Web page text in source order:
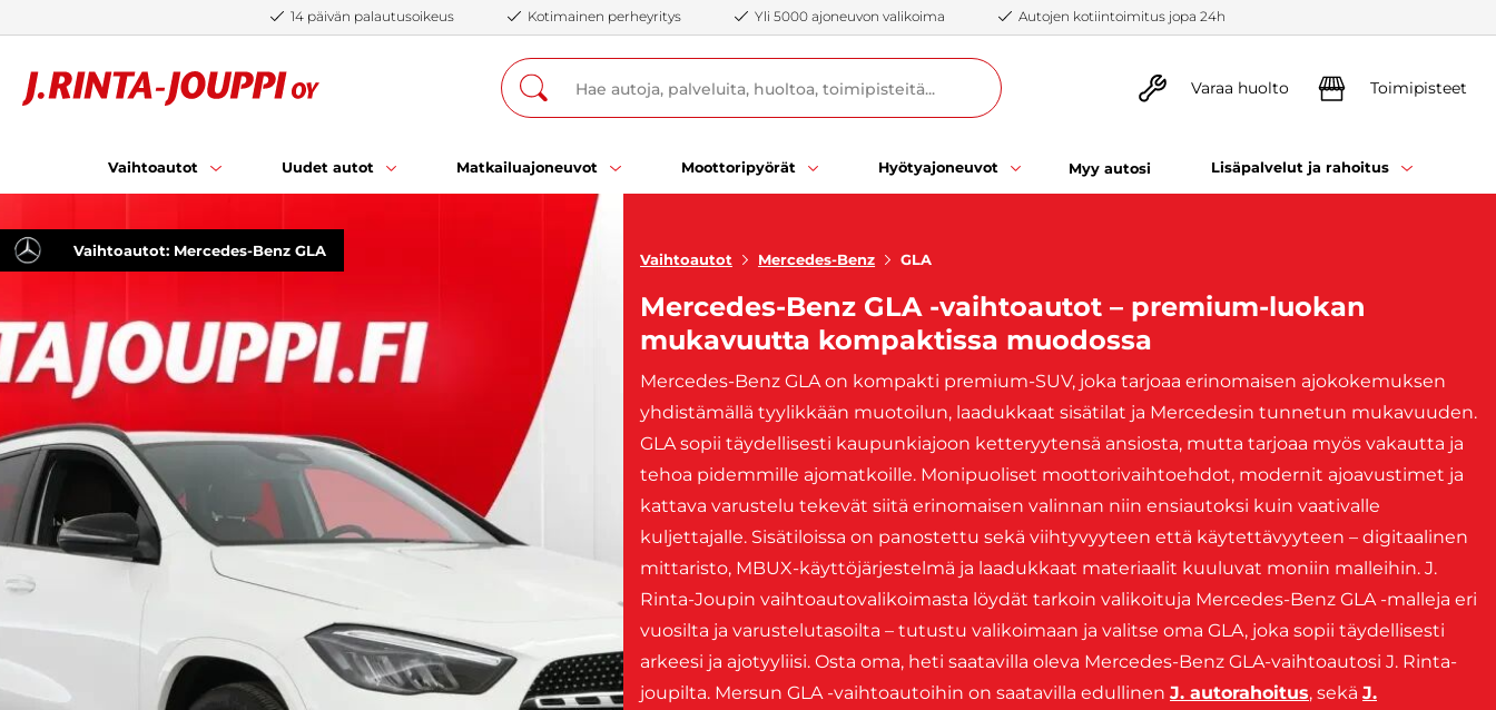
14 päivän palautusoikeus Kotimainen perheyritys Yli 5000 ajoneuvon valikoima Autojen kotiintoimitus jopa 24h
Varaa huolto Toimipisteet
Vaihtoautot Uudet autot Matkailuajoneuvot Moottoripyörät Hyötyajoneuvot Myy autosi Lisäpalvelut ja rahoitus
Vaihtoautot: Mercedes-Benz GLA
Vaihtoautot Mercedes-Benz GLA
Mercedes-Benz GLA -vaihtoautot – premium-luokan
mukavuutta kompaktissa muodossa
Mercedes-Benz GLAon kompakti premium-SUV, joka tarjoaa erinomaisen ajokokemuksen
yhdistämällä tyylikkään muotoilun, laadukkaat sisätilat ja Mercedesin tunnetun mukavuuden.
GLAsopii täydellisesti kaupunkiajoon ketteryytensä ansiosta, mutta tarjoaa myös vakautta ja
tehoa pidemmille ajomatkoille. Monipuoliset moottorivaihtoehdot, modernit ajoavustimet ja
kattava varustelu tekevät siitä erinomaisen valinnan niin ensiautoksi kuin vaativalle
kuljettajalle. Sisätiloissa on panostettu sekä viihtyvyyteen että käytettävyyteen – digitaalinen
mittaristo, MBUX-käyttöjärjestelmä ja laadukkaat materiaalit kuuluvat moniin malleihin. J.
Rinta-Joupin vaihtoautovalikoimasta löydät tarkoin valikoituja Mercedes-Benz GLA -malleja eri
vuosilta ja varustelutasoilta – tutustu valikoimaan ja valitse oma GLA, joka sopii täydellisesti
arkeesi ja ajotyyliisi. Osta oma, heti saatavilla oleva Mercedes-Benz GLA-vaihtoautosi J. Rinta-
joupilta. Mersun GLA -vaihtoautoihin on saatavilla edullinen J. autorahoitus, sekä J.